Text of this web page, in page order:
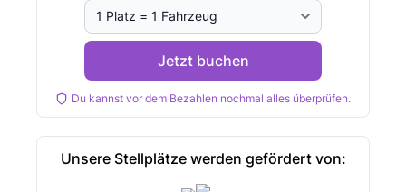
Jetzt buchen
Du kannst vor dem Bezahlen nochmal alles überprüfen.
Unsere Stellplätze werden gefördert von: